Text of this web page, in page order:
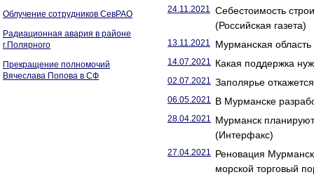
Облучение сотрудников СевРАО
Радиационная авария в районе
г.Полярного
Прекращение полномочий
Вячеслава Попова в СФ
24.11.2021 Себестоимость
(Российская газета)
13.11.2021 Мурманская
14.07.2021 Какая поддержка
02.07.2021 Заполярье
06.05.2021 В Мурманске
28.04.2021 Мурманск
(Интерфакс)
27.04.2021 Реновация
морской торговый